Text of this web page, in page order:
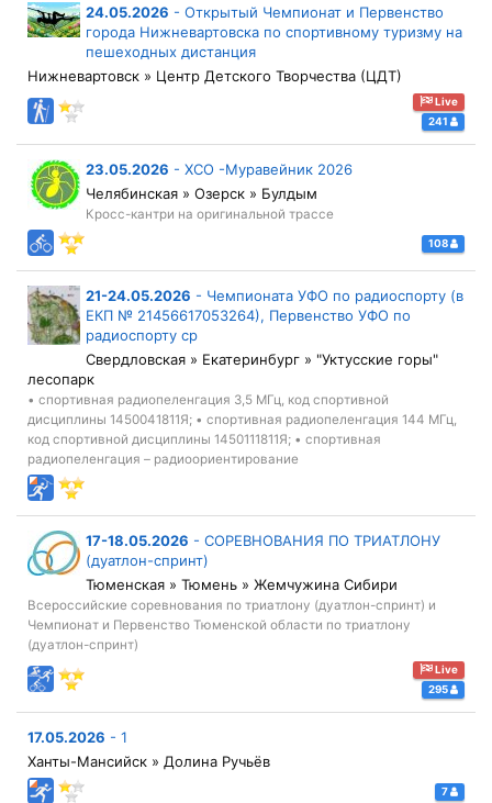
24.05.2026 - Открытый Чемпионат и Первенство
города Нижневартовска по спортивному туризму на
пешеходных дистанция
Нижневартовск » Центр Детского Творчества (ЦДТ)
Live
241
23.05.2026 - ХСО -Муравейник 2026
Челябинская » Озерск » Булдым
Кросс-кантри на оригинальной трассе
108
21-24.05.2026 - Чемпионата УФО по радиоспорту (в
ЕКП № 21456617053264), Первенство УФО по
радиоспорту ср
Свердловская » Екатеринбург » "Уктусские горы"
лесопарк
• спортивная радиопеленгация 3,5 МГц, код спортивной
дисциплины 1450041811Я; • спортивная радиопеленгация 144 МГц,
код спортивной дисциплины 1450111811Я; • спортивная
радиопеленгация – радиоориентирование
17-18.05.2026 - СОРЕВНОВАНИЯ ПО ТРИАТЛОНУ
(дуатлон-спринт)
Тюменская » Тюмень » Жемчужина Сибири
Всероссийские соревнования по триатлону (дуатлон-спринт) и
Чемпионат и Первенство Тюменской области по триатлону
(дуатлон-спринт)
Live
295
17.05.2026 - 1
Ханты-Мансийск » Долина Ручьёв
7